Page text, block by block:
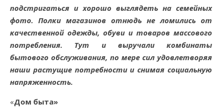
подстригаться и хорошо выглядеть на семейных
фото. Полки магазинов отнюдь не ломились от
качественной одежды, обуви и товаров массового
потребления. Тут и выручали комбинаты
бытового обслуживания, по мере сил удовлетворяя
наши растущие потребности и снимая социальную
напряженность.
«Дом быта»